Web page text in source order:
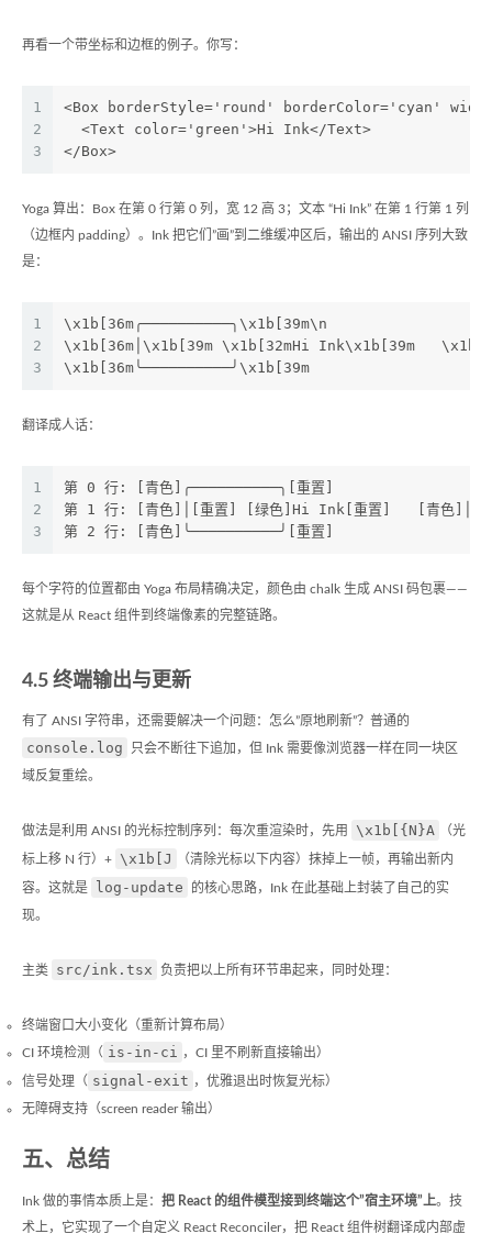
再看一个带坐标和边框的例子。你写：
1
2
3
<Box borderStyle='round' borderColor='cyan'
  <Text color='green'>Hi Ink</Text>
</Box>
Yoga 算出：Box 在第 0 行第 0 列，宽 12 高 3；文本 “Hi Ink” 在第 1 行第 1 列
（边框内 padding）。Ink 把它们”画”到二维缓冲区后，输出的 ANSI 序列大致
是：
1
2
3
\x1b[36m╭──────────╮\x1b[39m\n
\x1b[36m│\x1b[39m \x1b[32mHi Ink\x1b[39m
\x1b[36m╰──────────╯\x1b[39m
翻译成人话：
1
2
3
第 0 行: [青色]╭──────────╮[重置]
第 1 行: [青色]│[重置] [绿色]Hi Ink[重置]   [青色]│[
第 2 行: [青色]╰──────────╯[重置]
每个字符的位置都由 Yoga 布局精确决定，颜色由 chalk 生成 ANSI 码包裹——
这就是从 React 组件到终端像素的完整链路。
4.5 终端输出与更新
有了 ANSI 字符串，还需要解决一个问题：怎么”原地刷新”？普通的
console.log 只会不断往下追加，但 Ink 需要像浏览器一样在同一块区
域反复重绘。
做法是利用 ANSI 的光标控制序列：每次重渲染时，先用 \x1b[{N}A （光
标上移 N 行）+ \x1b[J （清除光标以下内容）抹掉上一帧，再输出新内
容。这就是 log-update 的核心思路，Ink 在此基础上封装了自己的实
现。
主类 src/ink.tsx 负责把以上所有环节串起来，同时处理：
终端窗口大小变化（重新计算布局）
CI 环境检测（ is-in-ci ，CI 里不刷新直接输出）
信号处理（ signal-exit ，优雅退出时恢复光标）
无障碍支持（screen reader 输出）
五、总结
Ink 做的事情本质上是： 把 React 的组件模型接到终端这个”宿主环境”上。技
术上，它实现了一个自定义 React Reconciler，把 React 组件树翻译成内部虚